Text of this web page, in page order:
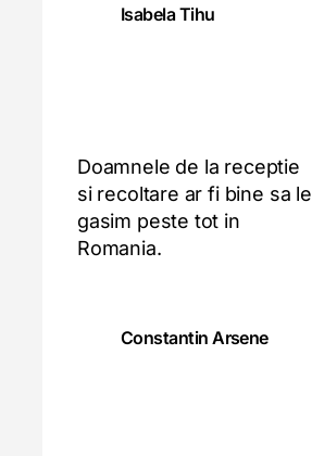
Isabela Tihu
Doamnele de la receptie
si recoltare ar fi bine sa le
gasim peste tot in
Romania.
Constantin Arsene